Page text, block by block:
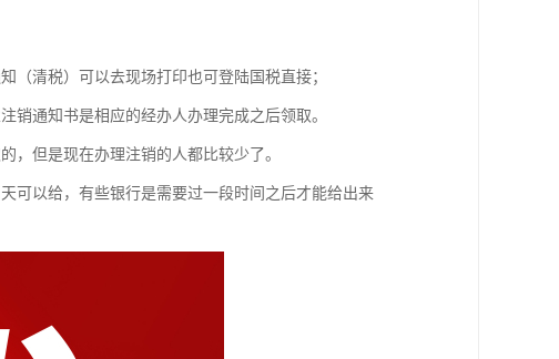
（清税）可以去现场打印也可登陆国税直接；
销通知书是相应的经办人办理完成之后领取。
，但是现在办理注销的人都比较少了。
可以给，有些银行是需要过一段时间之后才能给出来